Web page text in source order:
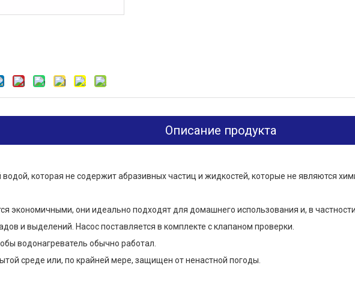
Описание продукта
водой, которая не содержит абразивных частиц и жидкостей, которые не являются
экономичными, они идеально подходят для домашнего использования и, в
и выделений. Насос поставляется в комплекте с клапаном проверки.
водонагреватель обычно работал.
среде или, по крайней мере, защищен от ненастной погоды.